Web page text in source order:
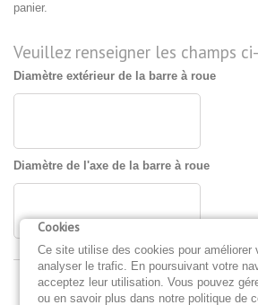
panier.
Veuillez renseigner les champs
Diamètre extérieur de la barre à roue
Diamètre de l'axe de la barre à roue
Cookies
Ce site utilise des cookies pour améliorer
analyser le trafic. En poursuivant votre
acceptez leur utilisation. Vous pouvez
ou en savoir plus dans notre politique de